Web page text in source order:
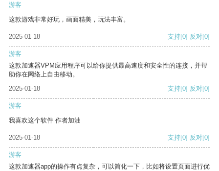
游客
这款游戏非常好玩，画面精美，玩法丰富。
2025-01-18 支持[0] 反对[0]
游客
这款加速器VPM应用程序可以给你提供最高速度和安全性的连接，并帮
助你在网络上自由移动。
2025-01-18
支持[0] 反对[0]
游客
我喜欢这个软件 作者加油
2025-01-18 支持[0] 反对[0]
游客
这款加速器app的操作有点复杂，可以简化一下，比如将设置页面进行优